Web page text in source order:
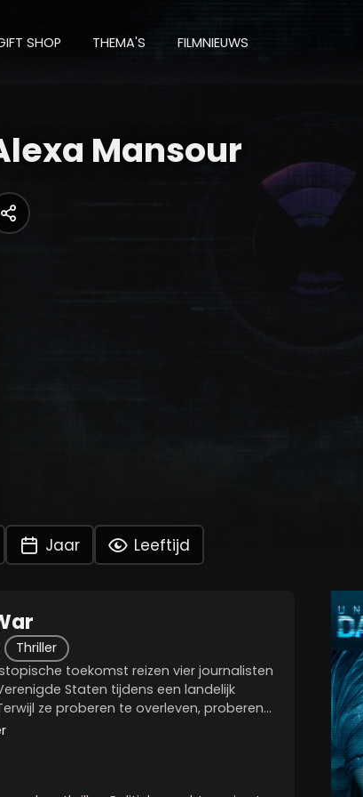
SHOP THEMA'S FILMNIEUWS
Mansour
Jaar Leeftijd
Thriller
toekomst reizen vier journalisten
Staten tijdens een landelijk
ze proberen te overleven, proberen
Huis te bereiken om de president te